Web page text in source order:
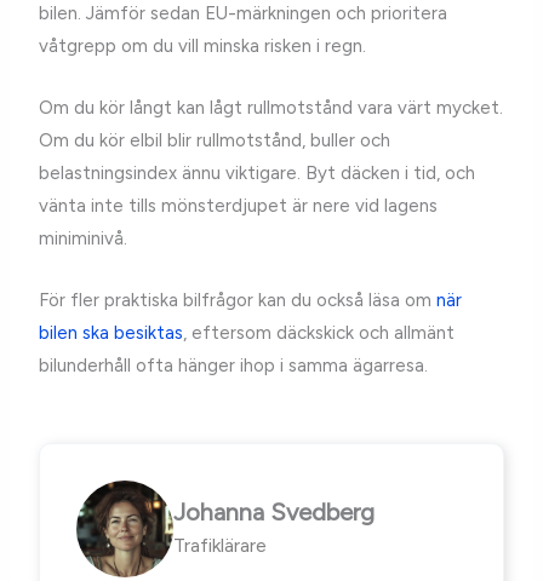
bilen. Jämför sedan EU-märkningen och prioritera
våtgrepp om du vill minska risken i regn.
Om du kör långt kan lågt rullmotstånd vara värt mycket.
Om du kör elbil blir rullmotstånd, buller och
belastningsindex ännu viktigare. Byt däcken i tid, och
vänta inte tills mönsterdjupet är nere vid lagens
miniminivå.
För fler praktiska bilfrågor kan du också läsa omnär
bilen ska besiktas, eftersom däckskick och allmänt
bilunderhåll ofta hänger ihop i samma ägarresa.
Johanna Svedberg
Trafiklärare